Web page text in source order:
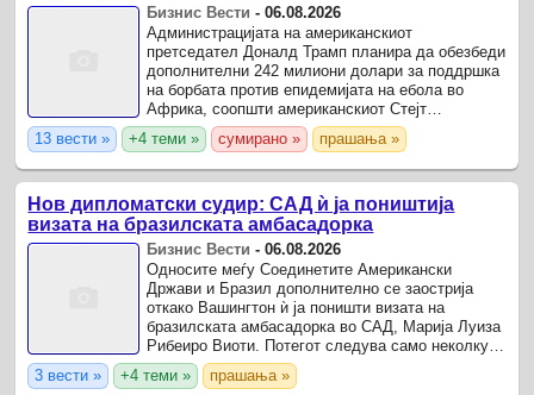
Бизнис Вести -06.08.2026
Администрацијата на американскиот
претседател Доналд Трамп планира да обезбеди
дополнителни 242 милиони долари за поддршка
на борбата против епидемијата на ебола во
Африка, соопшти американскиот Стејт
департмент.
13 вести » +4 теми » сумирано » прашања »
Нов дипломатски судир: САД ѝ ја поништија
визата на бразилската амбасадорка
Бизнис Вести -06.08.2026
Односите меѓу Соединетите Американски
Држави и Бразил дополнително се заострија
откако Вашингтон ѝ ја поништи визата на
бразилската амбасадорка во САД, Марија Луиза
Рибеиро Виоти. Потегот следува само неколку
дена по одлуката на Бразил да не издаде визи
за американски ...
3 вести » +4 теми » прашања »